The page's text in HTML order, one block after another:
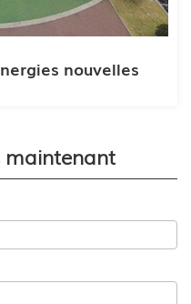
nouvelles
maintenant